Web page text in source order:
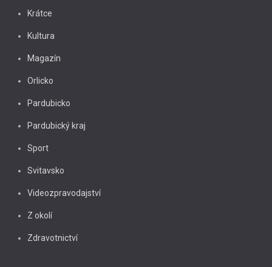
Krátce
Kultura
Magazín
Orlicko
Pardubicko
Pardubický kraj
Sport
Svitavsko
Videozpravodajství
Z okolí
Zdravotnictví